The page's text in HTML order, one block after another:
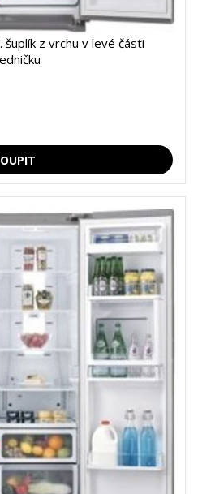
z vrchu v levé části